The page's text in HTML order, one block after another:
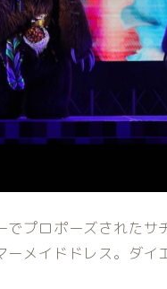
でプロポーズされたサ
ーメイドドレス。ダ